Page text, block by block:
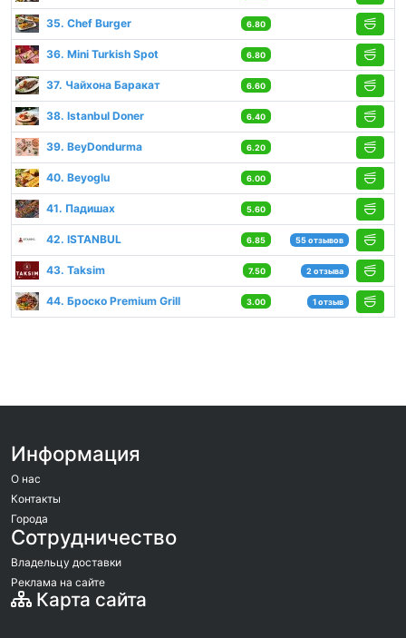
35. Chef Burger 6.80
36. Mini Turkish Spot 6.80
37. Чайхона Баракат 6.60
38. Istanbul Doner 6.40
39. BeyDondurma 6.20
40. Beyoglu 6.00
41. Падишах 5.60
42. ISTANBUL 6.85 55 отзывов
43. Taksim 7.50 2 отзыва
44. Броско Premium Grill 3.00 1 отзыв
Информация
О нас
Контакты
Города
Сотрудничество
Владельцу доставки
Реклама на сайте
Карта сайта